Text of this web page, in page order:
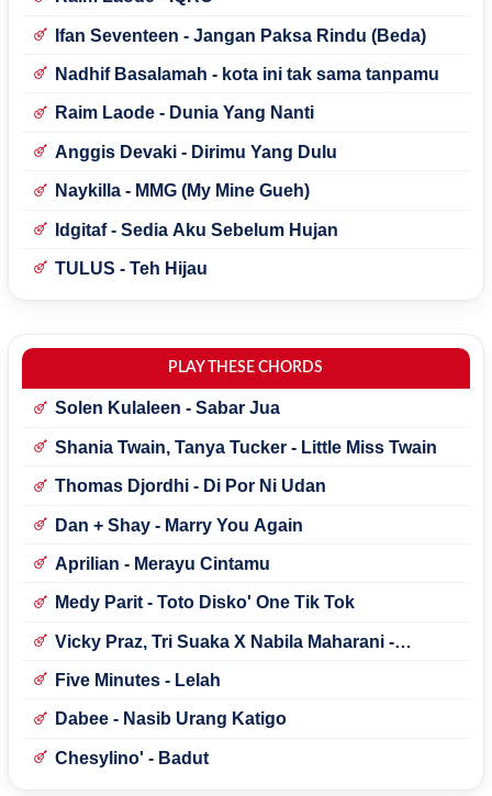
Ifan Seventeen - Jangan Paksa Rindu (Beda)
Nadhif Basalamah - kota ini tak sama tanpamu
Raim Laode - Dunia Yang Nanti
Anggis Devaki - Dirimu Yang Dulu
Naykilla - MMG (My Mine Gueh)
Idgitaf - Sedia Aku Sebelum Hujan
TULUS - Teh Hijau
PLAY THESE CHORDS
Solen Kulaleen - Sabar Jua
Shania Twain, Tanya Tucker - Little Miss Twain
Thomas Djordhi - Di Por Ni Udan
Dan + Shay - Marry You Again
Aprilian - Merayu Cintamu
Medy Parit - Toto Disko' One Tik Tok
Vicky Praz, Tri Suaka X Nabila Maharani -
Five Minutes - Lelah
Dabee - Nasib Urang Katigo
Chesylino' - Badut